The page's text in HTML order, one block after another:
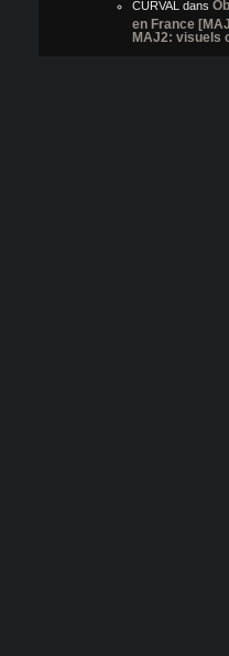
CURVAL dans
en France
MAJ2: visuels